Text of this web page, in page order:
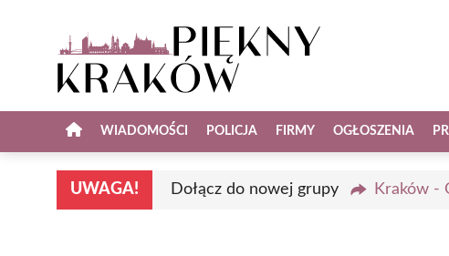
WIADOMOŚCI POLICJA FIRMY OGŁOSZENIA
UWAGA! Dołącz do nowej grupy Kraków -